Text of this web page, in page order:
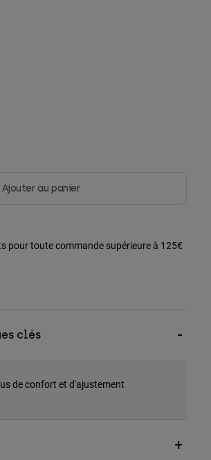
Ajouter au panier
pour toute commande supérieure à 125€
clés
de confort et d'ajustement